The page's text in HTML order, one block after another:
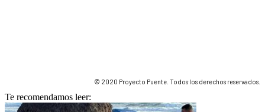
© 2020 Proyecto Puente. Todos los derechos reservados.
Te recomendamos leer: